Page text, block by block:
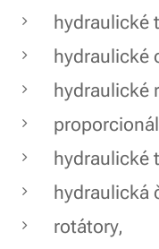
hydraulické
hydraulické
hydraulické
hydraulické
hydraulická
rotátory,